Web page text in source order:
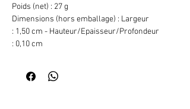
Poids (net) : 27 g
Dimensions (hors emballage) : Largeur
: 1,50 cm - Hauteur/Epaisseur/Profondeur
: 0,10 cm